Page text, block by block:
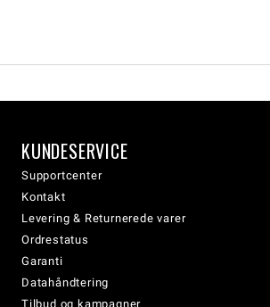
KUNDESERVICE
Supportcenter
Kontakt
Levering & Returnerede varer
Ordrestatus
Garanti
Datahåndtering
Tilbud og kampagner